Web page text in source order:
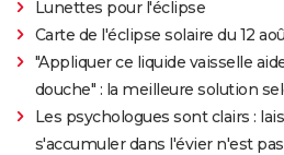
Lunettes pour l'éclipse
Carte de l'éclipse solaire du 12
"Appliquer ce liquide vaisselle
douche" : la meilleure solution
Les psychologues sont clairs :
s'accumuler dans l'évier n'est